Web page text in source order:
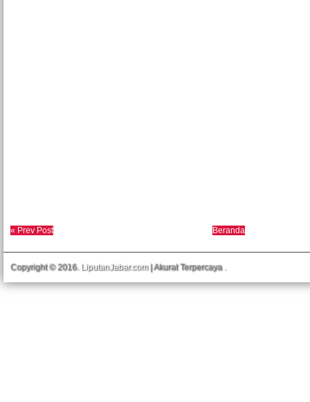
« Prev Post Beranda
Copyright © 2016. LiputanJabar.com| Akurat Terpercaya